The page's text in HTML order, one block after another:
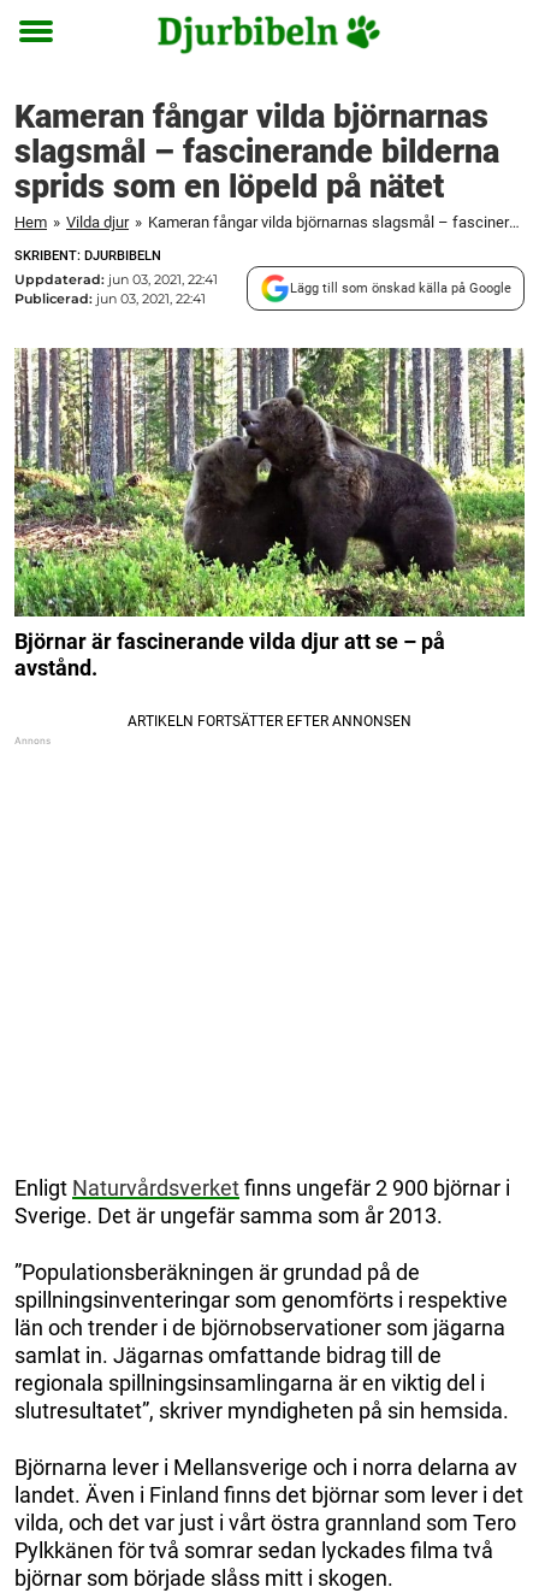
Toggle
Kameran fångar vilda björnarnas
slagsmål – fascinerande bilderna
sprids som en löpeld på nätet
Hem » Vilda djur » Kameran fångar vilda björnarnas slagsmål – fascinerande bilderna sprids som en löpeld på nätet
SKRIBENT: DJURBIBELN
Uppdaterad: jun 03, 2021, 22:41
Publicerad: jun 03, 2021, 22:41
Lägg till som önskad källa på Google
Björnar är fascinerande vilda djur att se – på
avstånd.
Enligt Naturvårdsverketfinns ungefär 2 900 björnar i
Sverige. Det är ungefär samma som år 2013.
”Populationsberäkningen är grundad på de
spillningsinventeringar som genomförts i respektive
län och trender i de björnobservationer som jägarna
samlat in. Jägarnas omfattande bidrag till de
regionala spillningsinsamlingarna är en viktig del i
slutresultatet”, skriver myndigheten på sin hemsida.
Björnarna lever i Mellansverige och i norra delarna av
landet. Även i Finland finns det björnar som lever i det
vilda, och det var just i vårt östra grannland som Tero
Pylkkänen för två somrar sedan lyckades filma två
björnar som började slåss mitt i skogen.